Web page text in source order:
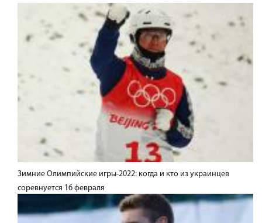
Зимние Олимпийские игры-2022: когда и кто из украинцев
соревнуется 16 февраля